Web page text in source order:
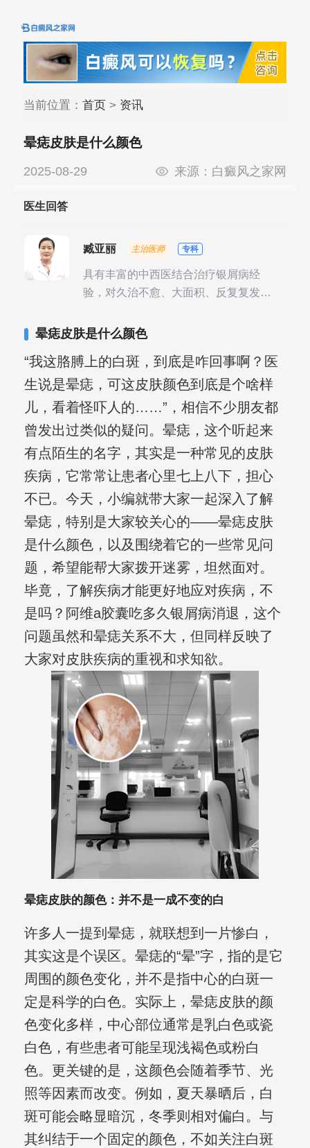
当前位置： 首页> 资讯
晕痣皮肤是什么颜色
2025-08-29 来源： 白癜风之家网
医生回答
臧亚丽 主治医师 专科
具有丰富的中西医结合治疗银屑病经
验，对久治不愈、大面积、反复复发性
晕痣皮肤是什么颜色
“我这胳膊上的白斑，到底是咋回事啊？医
生说是晕痣，可这皮肤颜色到底是个啥样
儿，看着怪吓人的……”，相信不少朋友都
曾发出过类似的疑问。晕痣，这个听起来
有点陌生的名字，其实是一种常见的皮肤
疾病，它常常让患者心里七上八下，担心
不已。今天，小编就带大家一起深入了解
晕痣，特别是大家较关心的——晕痣皮肤
是什么颜色，以及围绕着它的一些常见问
题，希望能帮大家拨开迷雾，坦然面对。
毕竟，了解疾病才能更好地应对疾病，不
是吗？阿维a胶囊吃多久银屑病消退，这个
问题虽然和晕痣关系不大，但同样反映了
大家对皮肤疾病的重视和求知欲。
晕痣皮肤的颜色：并不是一成不变的白
许多人一提到晕痣，就联想到一片惨白，
其实这是个误区。晕痣的“晕”字，指的是它
周围的颜色变化，并不是指中心的白斑一
定是科学的白色。实际上，晕痣皮肤的颜
色变化多样，中心部位通常是乳白色或瓷
白色，有些患者可能呈现浅褐色或粉白
色。更关键的是，这颜色会随着季节、光
照等因素而改变。例如，夏天暴晒后，白
斑可能会略显暗沉，冬季则相对偏白。与
其纠结于一个固定的颜色，不如关注白斑